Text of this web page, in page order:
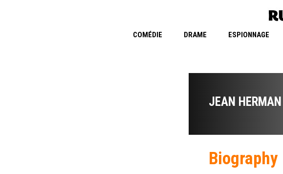
COMÉDIE DRAME ESPIONNAGE
JEAN HERMAN
Biography